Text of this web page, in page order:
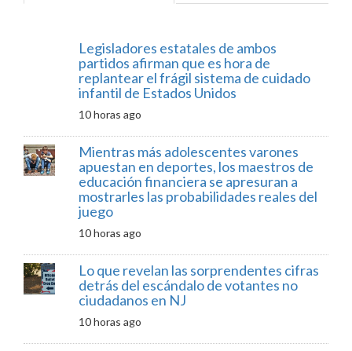
Legisladores estatales de ambos
partidos afirman que es hora de
replantear el frágil sistema de cuidado
infantil de Estados Unidos
10 horas ago
Mientras más adolescentes varones
apuestan en deportes, los maestros de
educación financiera se apresuran a
mostrarles las probabilidades reales del
juego
10 horas ago
Lo que revelan las sorprendentes cifras
detrás del escándalo de votantes no
ciudadanos en NJ
10 horas ago